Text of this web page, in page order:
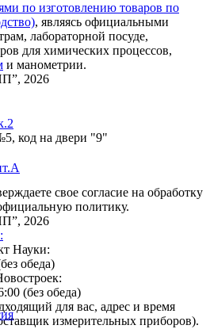
по изготовлению товаров по
, являясь официальными
лабораторной посуде,
для химических процессов,
и манометрии.
2026
код на двери "9"
свое согласие на обработку
политику.
2026
Науки:
обеда)
(без обеда)
для вас, адрес и время
измерительных приборов).